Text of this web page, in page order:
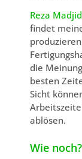
Reza
findet
die
besten
Sicht
ablösen.
Wie noch?